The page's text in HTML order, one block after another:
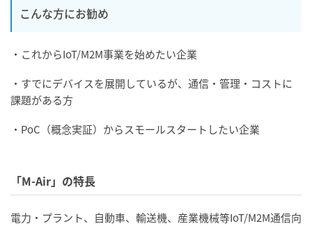
こんな方にお勧め
・これからIoT/M2M事業を始めたい企業
・すでにデバイスを展開しているが、通信・管理・コストに
課題がある方
・PoC（概念実証）からスモールスタートしたい企業
「M-Air」の特長
電力・プラント、自動車、輸送機、産業機械等IoT/M2M通信向